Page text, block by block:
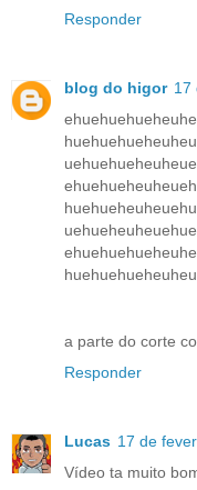
Responder
blog do higor 17
a parte do corte
Responder
Lucas 17 de
Vídeo ta muito